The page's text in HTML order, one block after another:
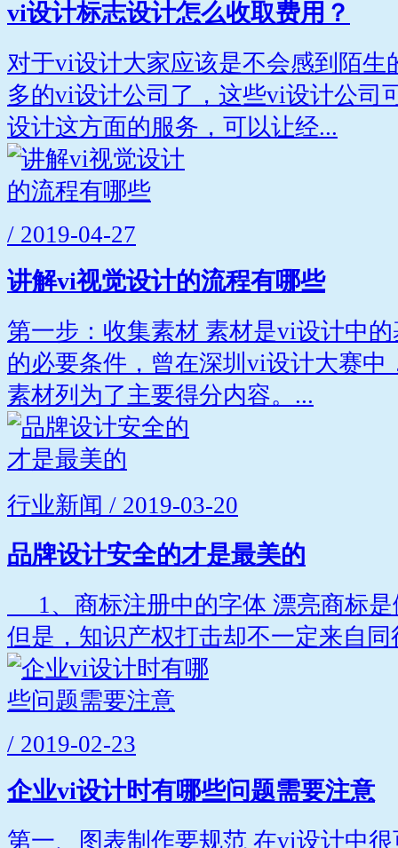
vi设计标志设计怎么收取费用？
对于vi设计大家应该是不会感到陌生
多的vi设计公司了，这些vi设计公司
设计这方面的服务，可以让经...
/ 2019-04-27
讲解vi视觉设计的流程有哪些
第一步：收集素材 素材是vi设计中
的必要条件，曾在深圳vi设计大赛
素材列为了主要得分内容。...
行业新闻 / 2019-03-20
品牌设计安全的才是最美的
1、商标注册中的字体 漂亮商标是
但是，知识产权打击却不一定来自
/ 2019-02-23
企业vi设计时有哪些问题需要注意
第一、图表制作要规范 在vi设计中